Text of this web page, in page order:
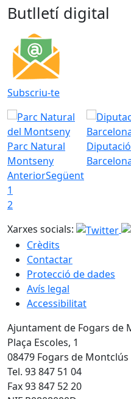
Butlletí digital
Subscriu-te
Parc Natural
Montseny
AnteriorSegüent
1
2
Xarxes socials:
Crèdits
Contactar
Protecció de dades
Avís legal
Accessibilitat
Ajuntament de Fogars de
Plaça Escoles, 1
08479 Fogars de Montclús
Tel. 93 847 51 04
Fax 93 847 52 20